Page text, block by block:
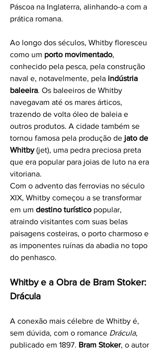
Páscoa na Inglaterra, alinhando-a com a
prática romana.
Ao longo dos séculos, Whitby floresceu
como um porto movimentado,
conhecido pela pesca, pela construção
naval e, notavelmente, pela indústria
baleeira. Os baleeiros de Whitby
navegavam até os mares árticos,
trazendo de volta óleo de baleia e
outros produtos. A cidade também se
tornou famosa pela produção de jato de
Whitby (jet), uma pedra preciosa preta
que era popular para joias de luto na era
vitoriana.
Com o advento das ferrovias no século
XIX, Whitby começou a se transformar
em um destino turístico popular,
atraindo visitantes com suas belas
paisagens costeiras, o porto charmoso e
as imponentes ruínas da abadia no topo
do penhasco.
Whitby e a Obra de Bram Stoker:
Drácula
A conexão mais célebre de Whitby é,
sem dúvida, com o romance Drácula,
publicado em 1897. Bram Stoker, o autor